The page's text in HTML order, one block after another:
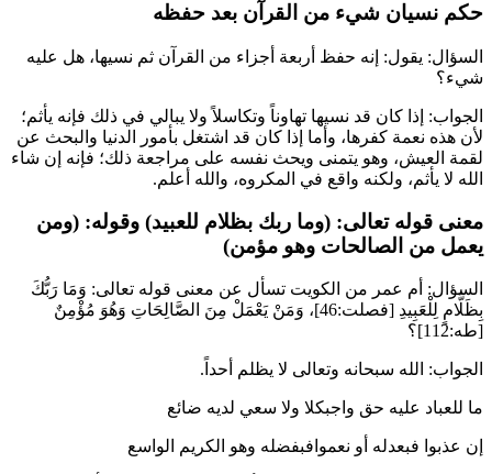
حكم نسيان شيء من القرآن بعد حفظه
السؤال: يقول: إنه حفظ أربعة أجزاء من القرآن ثم نسيها، هل عليه
شيء؟
الجواب: إذا كان قد نسيها تهاوناً وتكاسلاً ولا يبالي في ذلك فإنه يأثم؛
لأن هذه نعمة كفرها، وأما إذا كان قد اشتغل بأمور الدنيا والبحث عن
لقمة العيش، وهو يتمنى ويحث نفسه على مراجعة ذلك؛ فإنه إن شاء
الله لا يأثم، ولكنه واقع في المكروه، والله أعلم.
معنى قوله تعالى: (وما ربك بظلام للعبيد) وقوله: (ومن
يعمل من الصالحات وهو مؤمن)
السؤال: أم عمر من الكويت تسأل عن معنى قوله تعالى: وَمَا رَبُّكَ
بِظَلَّامٍ لِلْعَبِيدِ [فصلت:46]،
وَمَنْ يَعْمَلْ مِنَ الصَّالِحَاتِ وَهُوَ مُؤْمِنٌ
[طه:112]؟
الجواب: الله سبحانه وتعالى لا يظلم أحداً.
ما للعباد عليه حق واجبكلا ولا سعي لديه ضائع
إن عذبوا فبعدله أو نعموافبفضله وهو الكريم الواسع